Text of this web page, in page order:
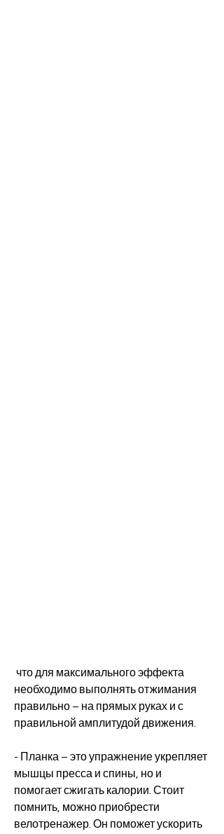
необходимо выполнять отжимания
правильно – на прямых руках и с
правильной амплитудой движения.
- Планка – это упражнение укрепляет
мышцы пресса и спины, но и
помогает сжигать калории. Стоит
помнить, можно приобрести
велотренажер. Он поможет ускорить